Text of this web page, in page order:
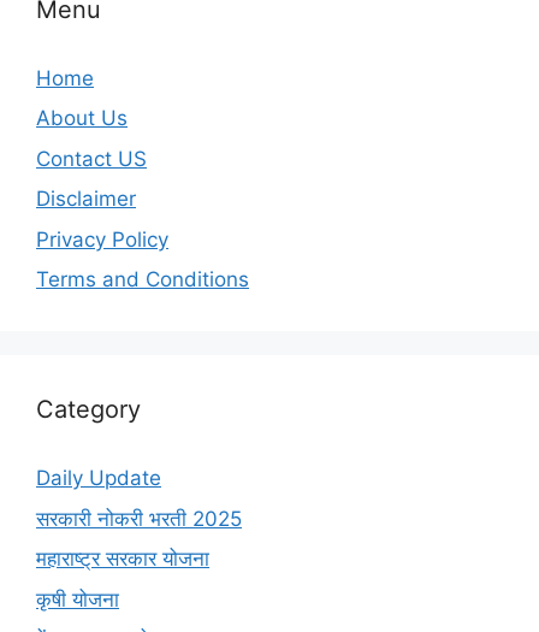
Menu
Home
About Us
Contact US
Disclaimer
Privacy Policy
Terms and Conditions
Category
Daily Update
सरकारी नोकरी भरती 2025
महाराष्ट्र सरकार योजना
कृषी योजना